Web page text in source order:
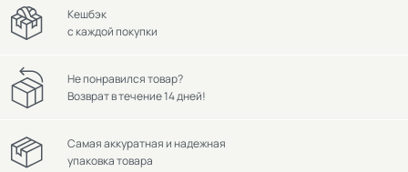
Кешбэк
с каждой покупки
Не понравился товар?
Возврат в течение 14 дней!
Самая аккуратная и надежная
упаковка товара